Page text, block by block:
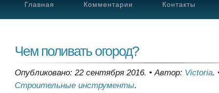
Главная Комментарии Контакты
Чем поливать огород?
Опубликовано: 22 сентября 2016. •Автор: Victoria.
Строительные инструменты.